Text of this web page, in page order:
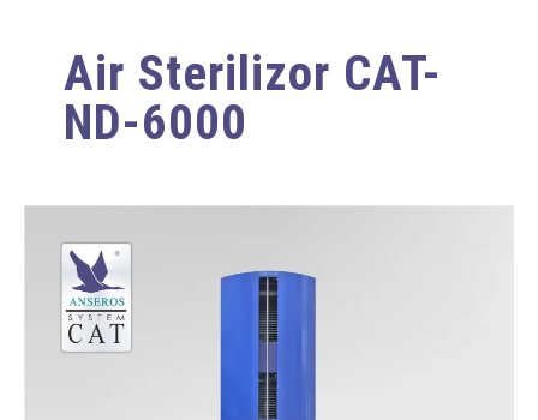
Air Sterilizor CAT-
ND-6000